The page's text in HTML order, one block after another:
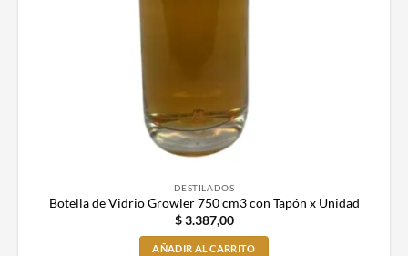
DESTILADOS
Botella de Vidrio Growler 750 cm3 con Tapón x Unidad
$3.387,00
AÑADIR AL CARRITO